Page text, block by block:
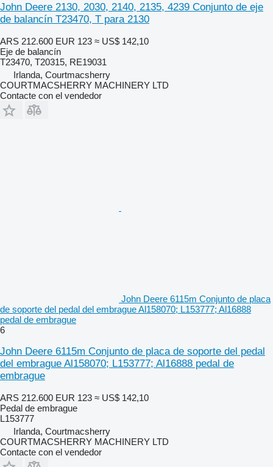
John Deere 2130, 2030, 2140, 2135, 4239 Conjunto de eje
de balancín T23470, T para 2130
ARS 212.600 EUR 123 ≈ US$ 142,10
Eje de balancín
T23470, T20315, RE19031
Irlanda, Courtmacsherry
COURTMACSHERRY MACHINERY LTD
Contacte con el vendedor
John Deere 6115m Conjunto de placa
de soporte del pedal del embrague Al158070; L153777; Al16888
pedal de embrague
6
John Deere 6115m Conjunto de placa de soporte del pedal
del embrague Al158070; L153777; Al16888 pedal de
embrague
ARS 212.600 EUR 123 ≈ US$ 142,10
Pedal de embrague
L153777
Irlanda, Courtmacsherry
COURTMACSHERRY MACHINERY LTD
Contacte con el vendedor